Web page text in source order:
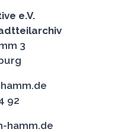
e.V.
3
92
hamm.de